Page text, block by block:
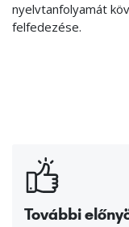
nyelvtanfolyamát
felfedezése.
További